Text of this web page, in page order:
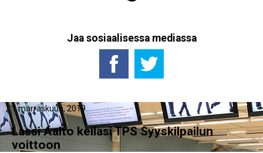
Jaa sosiaalisessa mediassa
1 marraskuun, 2019
Lassi Aalto keilasi TPS Syyskilpailun
voittoon